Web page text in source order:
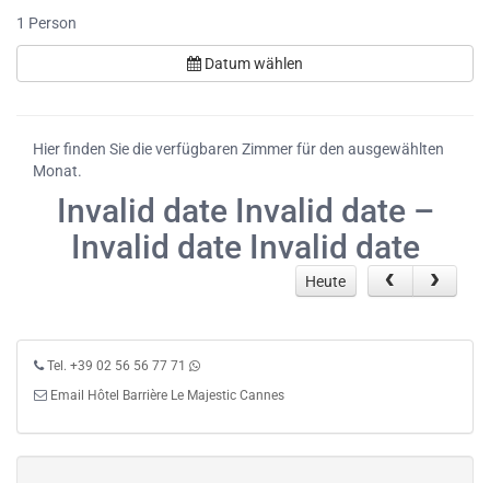
1 Person
Datum wählen
Hier finden Sie die verfügbaren Zimmer für den ausgewählten
Monat.
Invalid date Invalid date –
Invalid date Invalid date
Heute
Tel. +39 02 56 56 77 71
Email Hôtel Barrière Le Majestic Cannes